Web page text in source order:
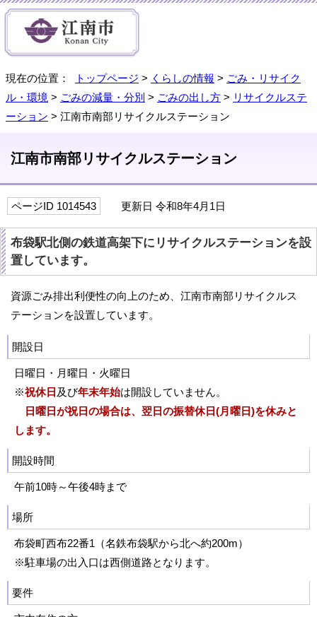
現在の位置： トップページ > くらしの情報 > ごみ・リサイク
ル・環境 > ごみの減量・分別 > ごみの出し方 > リサイクルステ
ーション > 江南市南部リサイクルステーション
江南市南部リサイクルステーション
ページID 1014543 更新日 令和8年4月1日
布袋駅北側の鉄道高架下にリサイクルステーションを設
置しています。
資源ごみ排出利便性の向上のため、江南市南部リサイクルス
テーションを設置しています。
開設日
日曜日・月曜日・火曜日
※祝休日 及び年末年始は開設していません。
日曜日が祝日の場合は、翌日の振替休日(月曜日)を休みと
します。
開設時間
午前10時～午後4時まで
場所
布袋町西布22番1（名鉄布袋駅から北へ約200m）
※駐車場の出入口は西側道路となります。
要件